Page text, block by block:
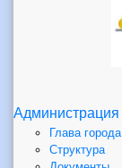
Администрация
Глава города
Структура